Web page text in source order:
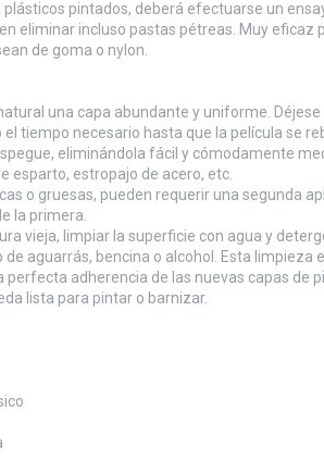
pintados, deberá efectuarse un
eliminar incluso pastas pétreas. Muy eficaz
de goma o nylon.
una capa abundante y uniforme.
tiempo necesario hasta que la película se
eliminándola fácil y cómodamente
esparto, estropajo de acero, etc.
o gruesas, pueden requerir una segunda
la primera.
vieja, limpiar la superficie con agua y
aguarrás, bencina o alcohol. Esta limpieza
perfecta adherencia de las nuevas capas de
lista para pintar o barnizar.